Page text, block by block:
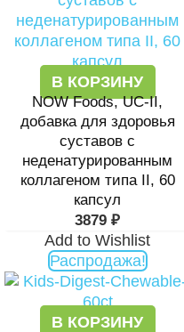
В КОРЗИНУ
NOW Foods, UC-II,
добавка для здоровья
суставов с
неденатурированным
коллагеном типа II, 60
капсул
3879 ₽
Add to Wishlist
Распродажа!
В КОРЗИНУ